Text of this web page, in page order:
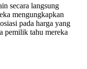
secara langsung
mengungkapkan
pada harga yang
pemilik tahu mereka